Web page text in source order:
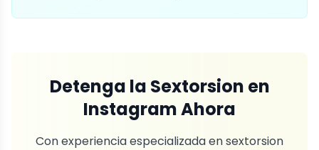
Detenga la Sextorsion en
Instagram Ahora
Con experiencia especializada en sextorsion